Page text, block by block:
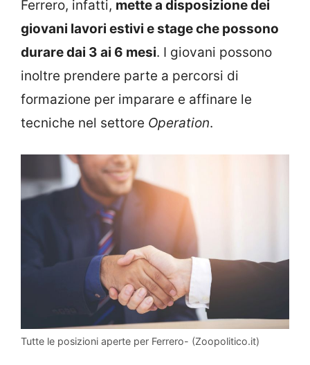
Ferrero, infatti, mette a disposizione dei
giovani lavori estivi e stage che possono
durare dai 3 ai 6 mesi. I giovani possono
inoltre prendere parte a percorsi di
formazione per imparare e affinare le
tecniche nel settore Operation.
Tutte le posizioni aperte per Ferrero- (Zoopolitico.it)